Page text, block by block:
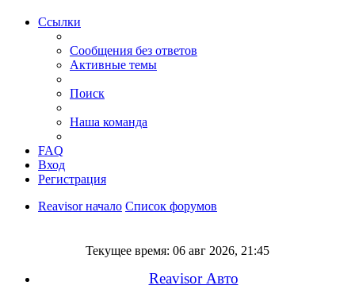
Ссылки
Сообщения без ответов
Активные темы
Поиск
Наша команда
FAQ
Вход
Регистрация
Reavisor начало Список форумов
Текущее время: 06 авг 2026, 21:45
Reavisor Авто